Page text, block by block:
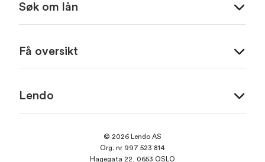
Søk om lån
Få oversikt
Lendo
© 2026 Lendo AS
Org. nr 997 523 814
Hagegata 22, 0653 OSLO